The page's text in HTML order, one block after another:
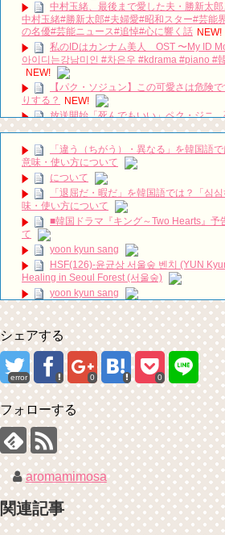
中村玉緒、最後まで愛した夫・勝新太
中村玉緒#勝新太郎#夫婦愛#昭和スター#芸能
の名優#芸能ニュース#追悼#心に響く話 NEW!
私のIDはカンナム美人 OST 〜My ID
아이디는강남미인 #차은우 #kdrama #piano #
NEW!
【パク・ソジュン】この可愛さは危険
りする？
NEW!
放送開始「死んでもいい」ペク・ジニ
蘇生大作戦がスタート Big News TV NEW!
私は整形美人日韓キャスト比較 石井杏
차은우 NEW!
パク・ボゴムがショーンとジョギングし
って撮影されました！パク・ボゴムの力強く
なっています！ NEW!
その女の海 トレーラー
글로 남자 배운 전소민이 보여준 새로운
[4K] コン・ユ、夜遅くまで空港に出迎え
NEW!
「30だけど17です」2019年7月2日
NEW!
【善良魔女傳】EP20：我為什麼總想著
｜東森戲劇40頻道
NEW!
ハン・ヘジン 한혜진 – (선공개) 강남 3
&#39; (ft. 도여니의 학창시절) | 편 먹고 갈래요
EP.18
ソン・ヘギョ – ソンヘギョ キスまとめ
ハン・ヘジン 한혜진 – Still We (여전히
한가인 –
「ライフ・ オン・ マーズ」2019年11
ル開始！
(ENG SUB) Behind The Scene Hyun
Crash Landing On You/ヒョンビン❤️ソンイェ
ユン・ギュンサン、番組にも登場した
同僚芸能人から慰めの言葉が続々 – Taka News
キム・レウォンの影絵遊び！？「黒騎
を一部公開（DVD-SET2特典映像より）
「違う（ちがう）・異なる」を韓国語
意味・使い方について
について
「退屈だ・暇だ」を韓国語では？「심
味・使い方について
■韓国ドラマ『キング～Two Hearts』予
て
yoon kyun sang
HSF(126)-윤균상 서울숲 벤치 (YUN
Healing in Seoul Forest (서울숲)
yoon kyun sang
ユン・ギュンサン主演「潜入弁護人」第
九尾狐外伝 第２話 キム・ジウ チョ・ヒ
九尾狐外伝 メイキング03 ハン・イェス
チョ・ヒョンジェ 조현재 九尾狐外
キム・テヒの弟イ・ワン♥イ・ボミ、
「まず熱く掃除せよ」女優キム・ユジ
せたのはソン・ジェリムのせい!? 」 (11/26)
【裏芸能】キムユジョンの熱愛彼氏は
キム・ユジョン、美しいセルフショット
しょ？” Big News TV
キム・ユジョン、新ドラマ「まず熱く
を見た瞬間惹かれた” 20180123
幻の王女チャミョンゴ エンディング
YUCHUN ♥ LOVE 15 「成均館 5話」
[Fan MV]七日の王妃(7일의 왕비)OST –
려도 (Miss You In My Heart)
シェアする
error 0 0
フォローする
aromamimosa
関連記事